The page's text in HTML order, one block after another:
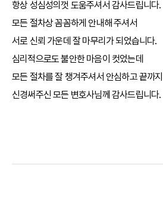
항상 성심성의껏 도움주셔서 감사드립니다.
모든 절차상 꼼꼼하게 안내해 주셔서
서로 신뢰 가운데 잘 마무리가 되었습니다.
심리적으로도 불안한 마음이 컷었는데
모든 절차를 잘 챙겨주셔서 안심하고 끝까
신경써주신 모든 변호사님께 감사드립니다.